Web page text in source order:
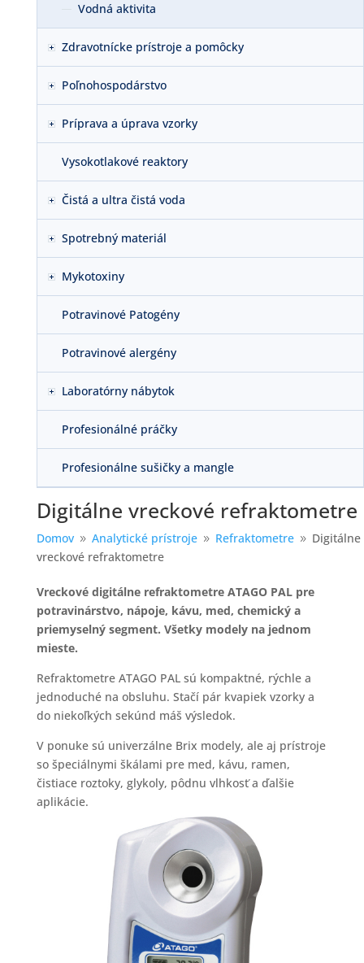
Vodná aktivita
Zdravotnícke prístroje a pomôcky
Poľnohospodárstvo
Príprava a úprava vzorky
Vysokotlakové reaktory
Čistá a ultra čistá voda
Spotrebný materiál
Mykotoxiny
Potravinové Patogény
Potravinové alergény
Laboratórny nábytok
Profesionálné práčky
Profesionálne sušičky a mangle
Digitálne vreckové refraktometre
Domov 9 Analytické prístroje 9 Refraktometre 9 Digitálne
vreckové refraktometre
Vreckové digitálne refraktometre ATAGO PAL pre
potravinárstvo, nápoje, kávu, med, chemický a
priemyselný segment. Všetky modely na jednom
mieste.
Refraktometre ATAGO PAL sú kompaktné, rýchle a
jednoduché na obsluhu. Stačí pár kvapiek vzorky a
do niekoľkých sekúnd máš výsledok.
V ponuke sú univerzálne Brix modely, ale aj prístroje
so špeciálnymi škálami pre med, kávu, ramen,
čistiace roztoky, glykoly, pôdnu vlhkosť a ďalšie
aplikácie.